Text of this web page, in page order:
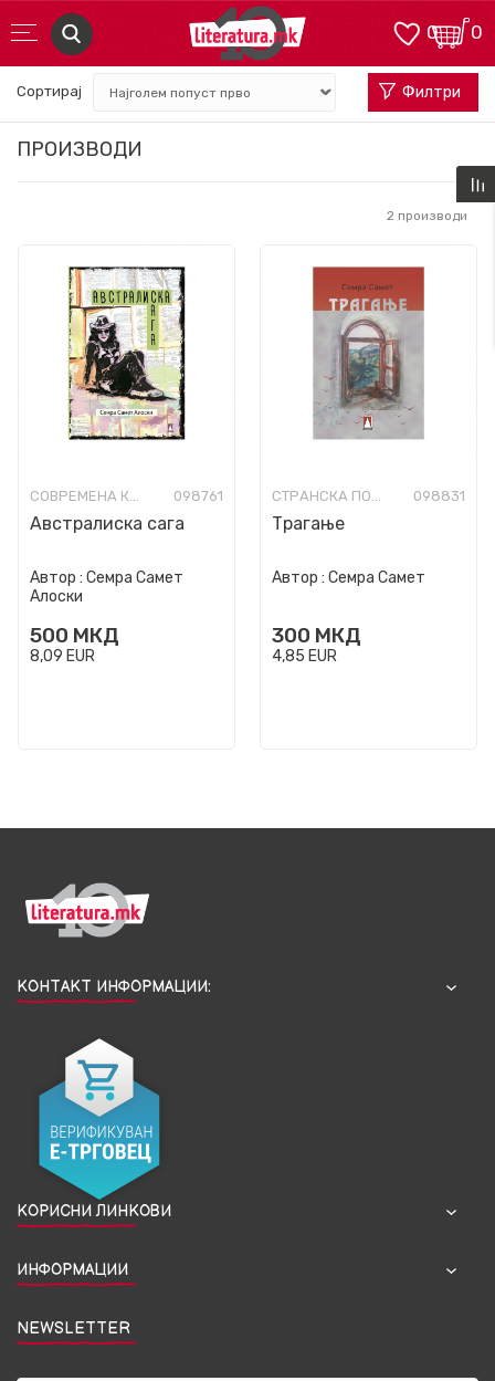
0
0
ПРОИЗВОДИ
Сортирај Филтри
2 производи
СОВРЕМЕНА КНИЖЕВНОСТ 098761
Австралиска сага
Автор : Семра Самет
Алоски
500 МКД
8,09 EUR
СТРАНСКА ПОЕЗИЈА-ПРЕПЕВИ 098831
Трагање
Автор : Семра Самет
300 МКД
4,85 EUR
КОНТАКТ ИНФОРМАЦИИ:
КОРИСНИ ЛИНКОВИ
ИНФОРМАЦИИ
NEWSLETTER